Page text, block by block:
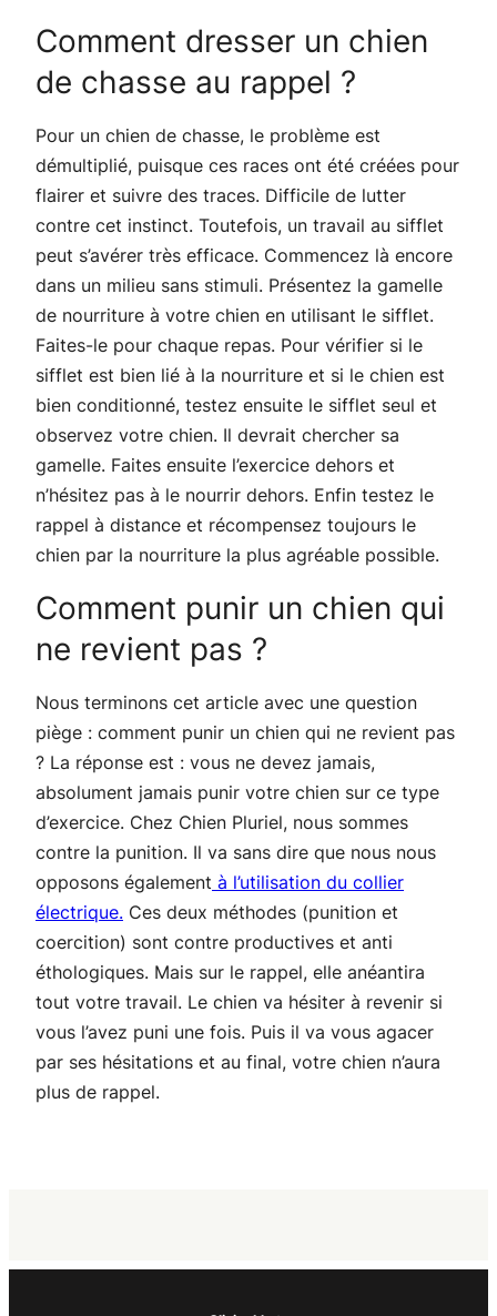
Comment dresser un chien
de chasse au rappel ?
Pour un chien de chasse, le problème est
démultiplié, puisque ces races ont été créées pour
flairer et suivre des traces. Difficile de lutter
contre cet instinct. Toutefois, un travail au sifflet
peut s’avérer très efficace. Commencez là encore
dans un milieu sans stimuli. Présentez la gamelle
de nourriture à votre chien en utilisant le sifflet.
Faites-le pour chaque repas. Pour vérifier si le
sifflet est bien lié à la nourriture et si le chien est
bien conditionné, testez ensuite le sifflet seul et
observez votre chien. Il devrait chercher sa
gamelle. Faites ensuite l’exercice dehors et
n’hésitez pas à le nourrir dehors. Enfin testez le
rappel à distance et récompensez toujours le
chien par la nourriture la plus agréable possible.
Comment punir un chien qui
ne revient pas ?
Nous terminons cet article avec une question
piège : comment punir un chien qui ne revient pas
? La réponse est : vous ne devez jamais,
absolument jamais punir votre chien sur ce type
d’exercice. Chez Chien Pluriel, nous sommes
contre la punition. Il va sans dire que nous nous
opposons également à l’utilisation du collier
électrique. Ces deux méthodes (punition et
coercition) sont contre productives et anti
éthologiques. Mais sur le rappel, elle anéantira
tout votre travail. Le chien va hésiter à revenir si
vous l’avez puni une fois. Puis il va vous agacer
par ses hésitations et au final, votre chien n’aura
plus de rappel.